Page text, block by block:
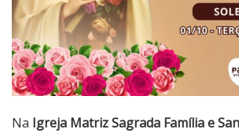
Na Igreja Matriz Sagrada Família e